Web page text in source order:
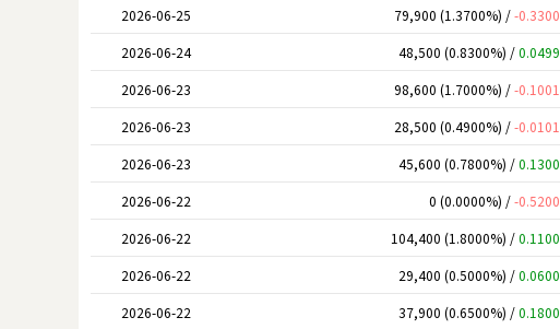
2026-06-25
79,900 (1.3700%) /-0.3300
2026-06-24
48,500 (0.8300%) /0.0499
2026-06-23
98,600 (1.7000%) /-0.1001
2026-06-23
28,500 (0.4900%) /-0.0101
2026-06-23
45,600 (0.7800%) /0.1300
2026-06-22
0 (0.0000%) /-0.5200
2026-06-22
104,400 (1.8000%) /0.1100
2026-06-22
29,400 (0.5000%) /0.0600
2026-06-22
37,900 (0.6500%) /0.1800